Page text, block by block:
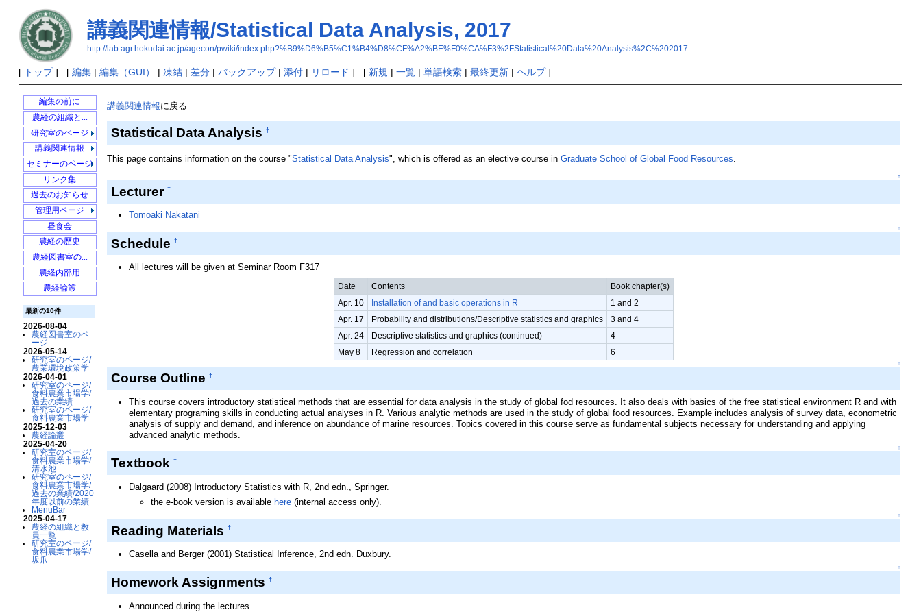
講義関連情報/Statistical Data Analysis, 2017
http://lab.agr.hokudai.ac.jp/agecon/pwiki/index.php?%B9%D6%B5%C1%B4%D8%CF%A2%BE%F0%CA%F3%2FStatistical%20Data%20Analysis%2C%202017
[ トップ] [ 編集| 編集（GUI） | 凍結| 差分| バックアップ| 添付| リロード ] [ 新規 | 一覧| 単語検索| 最終更新| ヘルプ]
編集の前に
農経の組織と...
研究室のページ
農業環境政策学
農業経営学
開発経済学
食料農業市場学
飯澤
講義関連情報
2011年度卒論...
2013年度農業...
2012年度農業...
2011年度農業...
循環型社会形成学
2013年度卒論...
2014年度農業...
Statistical D...
Apr10
セミナーのページ
IRRI Special ...
Modelling_Vol...
Nobel_Prize
リンク集
過去のお知らせ
管理用ページ
menuedit
昼食会
農経の歴史
農経図書室の...
農経内部用
農経論叢
最新の10件
2026-08-04
農経図書室のペ
ージ
2026-05-14
研究室のページ/
農業環境政策学
2026-04-01
研究室のページ/
食料農業市場学/
過去の業績
研究室のページ/
食料農業市場学
2025-12-03
農経論叢
2025-04-20
研究室のページ/
食料農業市場学/
清水池
研究室のページ/
食料農業市場学/
過去の業績/2020
年度以前の業績
MenuBar
2025-04-17
農経の組織と教
員一覧
研究室のページ/
食料農業市場学/
坂爪
講義関連情報に戻る
Statistical Data Analysis†
This page contains information on the course "Statistical Data Analysis", which is offered as an elective course inGraduate School of Global Food Resources
↑
Lecturer†
Tomoaki Nakatani
↑
Schedule†
All lectures will be given at Seminar Room F317
Date Contents
Book chapter(s)
Apr. 10
Installation of and basic operations in R
1 and 2
Apr. 17
Probability and distributions/Descriptive statistics and graphics
3 and 4
Apr. 24
Descriptive statistics and graphics (continued)
4
May 8
Regression and correlation 6
↑
Course Outline†
This course covers introductory statistical methods that are essential for data analysis in the study of global fod resources. It also deals with basics of the free statistical environment R and with
elementary programing skills in conducting actual analyses in R. Various analytic methods are used in the study of global food resources. Example includes analysis of survey data, econometric
analysis of supply and demand, and inference on abundance of marine resources. Topics covered in this course serve as fundamental subjects necessary for understanding and applying
advanced analytic methods.
↑
Textbook†
Dalgaard (2008) Introductory Statistics with R, 2nd edn., Springer.
the e-book version is available here (internal access only).
↑
Reading Materials†
Casella and Berger (2001) Statistical Inference, 2nd edn. Duxbury.
↑
Homework Assignments†
Announced during the lectures.